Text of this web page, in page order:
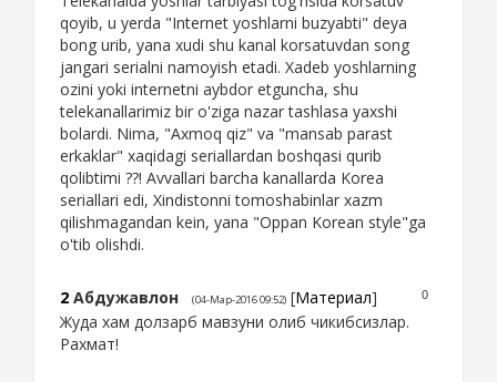
qoyib, u yerda "Internet yoshlarni buzyabti" deya
bong urib, yana xudi shu kanal korsatuvdan song
jangari serialni namoyish etadi. Xadeb yoshlarning
ozini yoki internetni aybdor etguncha, shu
telekanallarimiz bir o'ziga nazar tashlasa yaxshi
bolardi. Nima, "Axmoq qiz" va "mansab parast
erkaklar" xaqidagi seriallardan boshqasi qurib
qolibtimi ??! Avvallari barcha kanallarda Korea
seriallari edi, Xindistonni tomoshabinlar xazm
qilishmagandan kein, yana "Oppan Korean style"ga
o'tib olishdi.
0
2 Абдужавлон (04-Мар-2016 09:52) [Материал]
Жуда хам долзарб мавзуни олиб чикибсизлар.
Рахмат!